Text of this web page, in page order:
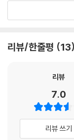
수 있는 작품들을 적극
작품 모두 전체 원문
90편의 현대시 작품들
지는 3부의 시대적 구
이 책은 오랜 기간 문
에서 국어교육이나 국
리뷰/한줄평 13
리뷰
7.0
리뷰 쓰기